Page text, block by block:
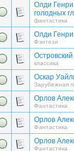
Олди
голодных
фантастика
Олди
Фэнтези
классика
Оскар
Зарубежная
Орлов
Фантастика
Орлов
Фантастика
Орлов
Фантастика